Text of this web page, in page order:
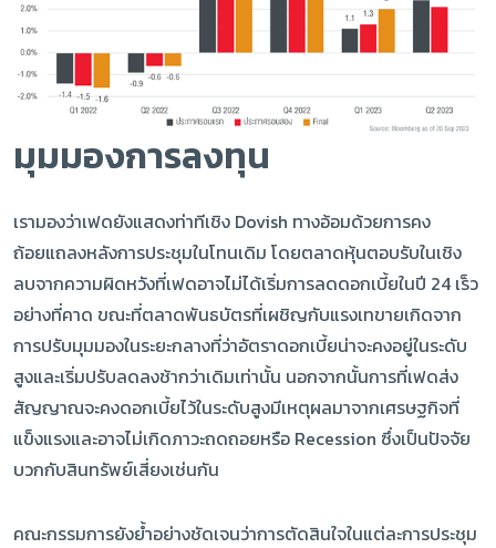
มุมมองการลงทุน
เรามองว่าเฟดยังแสดงท่าทีเชิง Dovish ทางอ้อมด้วยการคง
ถ้อยแถลงหลังการประชุมในโทนเดิม โดยตลาดหุ้นตอบรับในเชิง
ลบจากความผิดหวังที่เฟดอาจไม่ได้เริ่มการลดดอกเบี้ยในปี 24 เร็ว
อย่างที่คาด ขณะที่ตลาดพันธบัตรที่เผชิญกับแรงเทขายเกิดจาก
การปรับมุมมองในระยะกลางที่ว่าอัตราดอกเบี้ยน่าจะคงอยู่ในระดับ
สูงและเริ่มปรับลดลงช้ากว่าเดิมเท่านั้น นอกจากนั้นการที่เฟดส่ง
สัญญาณจะคงดอกเบี้ยไว้ในระดับสูงมีเหตุผลมาจากเศรษฐกิจที่
แข็งแรงและอาจไม่เกิดภาวะถดถอยหรือ Recession ซึ่งเป็นปัจจัย
บวกกับสินทรัพย์เสี่ยงเช่นกัน
คณะกรรมการยังย้ำอย่างชัดเจนว่าการตัดสินใจในแต่ละการประชุม